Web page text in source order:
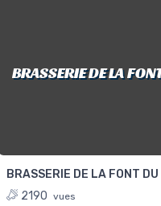
BRASSERIE DE LA
BRASSERIE DE LA FONT
2190 vues